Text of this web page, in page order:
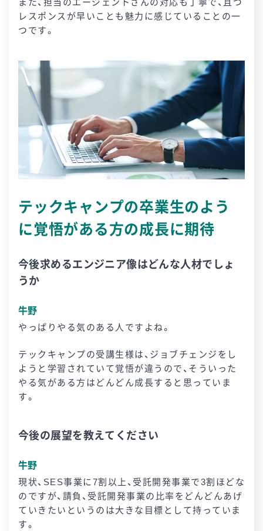
レスポンスが早いことも魅力に感じていることの一
つです。
テックキャンプの卒業生のよう
に覚悟がある方の成長に期待
今後求めるエンジニア像はどんな人材でしょ
うか
牛野
やっぱりやる気のある人ですよね。
テックキャンプの受講生様は、ジョブチェンジをし
ようと学習されていて覚悟が違うので、そういった
やる気がある方はどんどん成長すると思っていま
す。
今後の展望を教えてください
牛野
現状、SES事業に7割以上、受託開発事業で3割ほどな
のですが、請負、受託開発事業の比率をどんどんあげ
ていきたいというのは大きな目標として持っていま
す。